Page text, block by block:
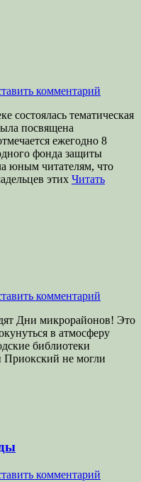
комментарий
состоялась тематическая
посвящена
ежегодно 8
фонда защиты
юным читателям, что
этих Читать
комментарий
Дни микрорайонов! Это
в атмосферу
библиотеки
не могли
комментарий